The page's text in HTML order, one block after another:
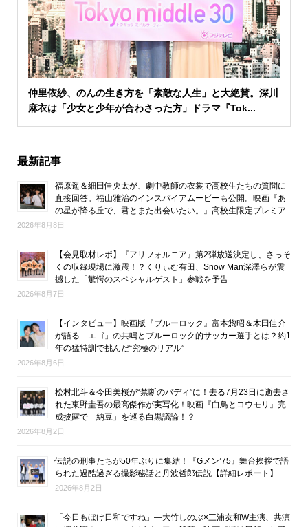
仲里依紗、のんの生き方を「素敵な人生」と大絶賛。深川
麻衣は「少女と少年が合わさった方」ドラマ『Tok...
最新記事
福原遥＆細田佳央太が、劇中教師の衣裳で高校生たちの質問に
直接回答。福山雅治のインスパイアムービーも公開。映画『あ
の星が降る丘で、君とまた出会いたい。』高校生限定プレミア
2026年8月8日
【会見取材レポ】『アリフォルニア』第2弾放送決定し、さっそ
くの収録現場に激震！？くりぃむ有田、Snow Man深澤らが震
撼した「驚愕のスペシャルゲスト」参戦を予告
2026年8月7日
【インタビュー】映画版『ブルーロック』富本惣昭＆木田佳介
が語る「エゴ」の共鳴とブルーロック的サッカー選手とは？約1
年の猛特訓で挑んだ“究極のリアル”
2026年8月6日
松村北斗＆今田美桜が“禁断のバディ”に！去る7月23日に逝去さ
れた東野圭吾の最高傑作が実写化！映画『白鳥とコウモリ』完
成披露で「納豆」を巡る白黒議論！？
2026年8月2日
伝説の刑事たちが50年ぶりに集結！『Gメン’75』舞台挨拶で語
られた過酷過ぎる撮影秘話と丹波哲郎伝説【詳細レポート】
2026年8月2日
「今日もぼけ日和ですね」―大竹しのぶ×三浦友和W主演、共演